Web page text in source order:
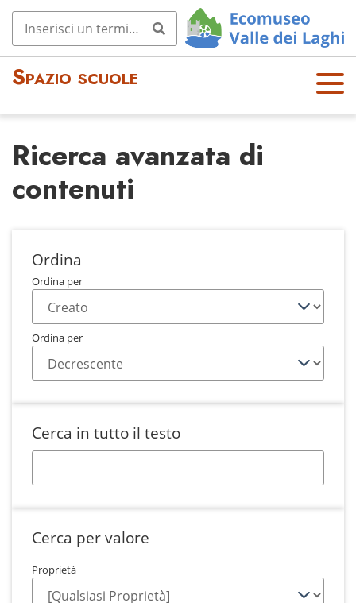
Spazio scuole
OPE
N
Ricerca avanzata di
contenuti
Ordina
Ordina per
Ordina per
Cerca in tutto il testo
Cerca per valore
Proprietà